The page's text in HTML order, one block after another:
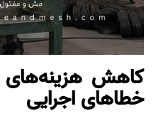
کاهش هزینه‌های
خطاهای اجرایی